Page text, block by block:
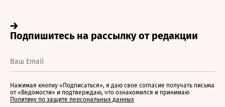
Нажимая кнопку «Подписаться», я даю свое согласие получать письма
от «Ведомости» и подтверждаю, что ознакомился и принимаю
Политику по защите персональных данных